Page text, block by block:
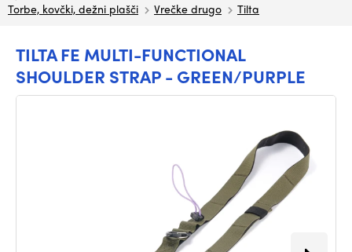
Torbe, kovčki, dežni plašči
Vrečke drugo Tilta
TILTA FE MULTI-FUNCTIONAL
SHOULDER STRAP - GREEN/PURPLE